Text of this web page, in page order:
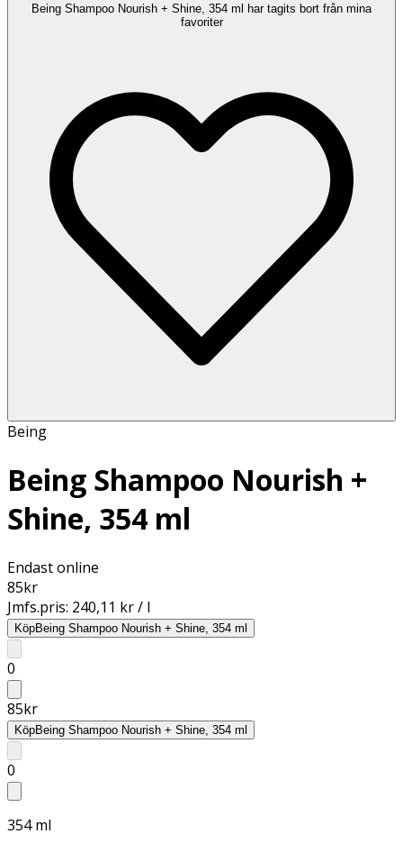
Being Shampoo Nourish + Shine, 354 ml har tagits bort från mina
favoriter
Being
Being Shampoo Nourish +
Shine, 354 ml
Endast online
85kr
Jmfs.pris: 240,11 kr / l
KöpBeing Shampoo Nourish + Shine, 354 ml
0
85kr
KöpBeing Shampoo Nourish + Shine, 354 ml
0
354 ml